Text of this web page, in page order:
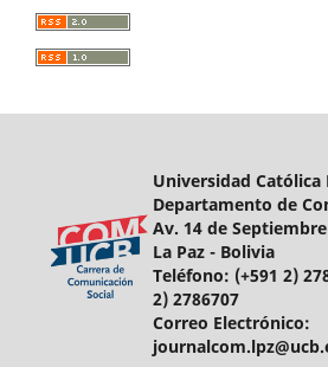
Universidad Católica
Departamento de
Av. 14 de
La Paz - Bolivia
Teléfono: (+591 2)
2) 2786707
Correo Electrónico: